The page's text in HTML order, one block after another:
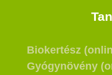
Biokertész
Gyógynövény